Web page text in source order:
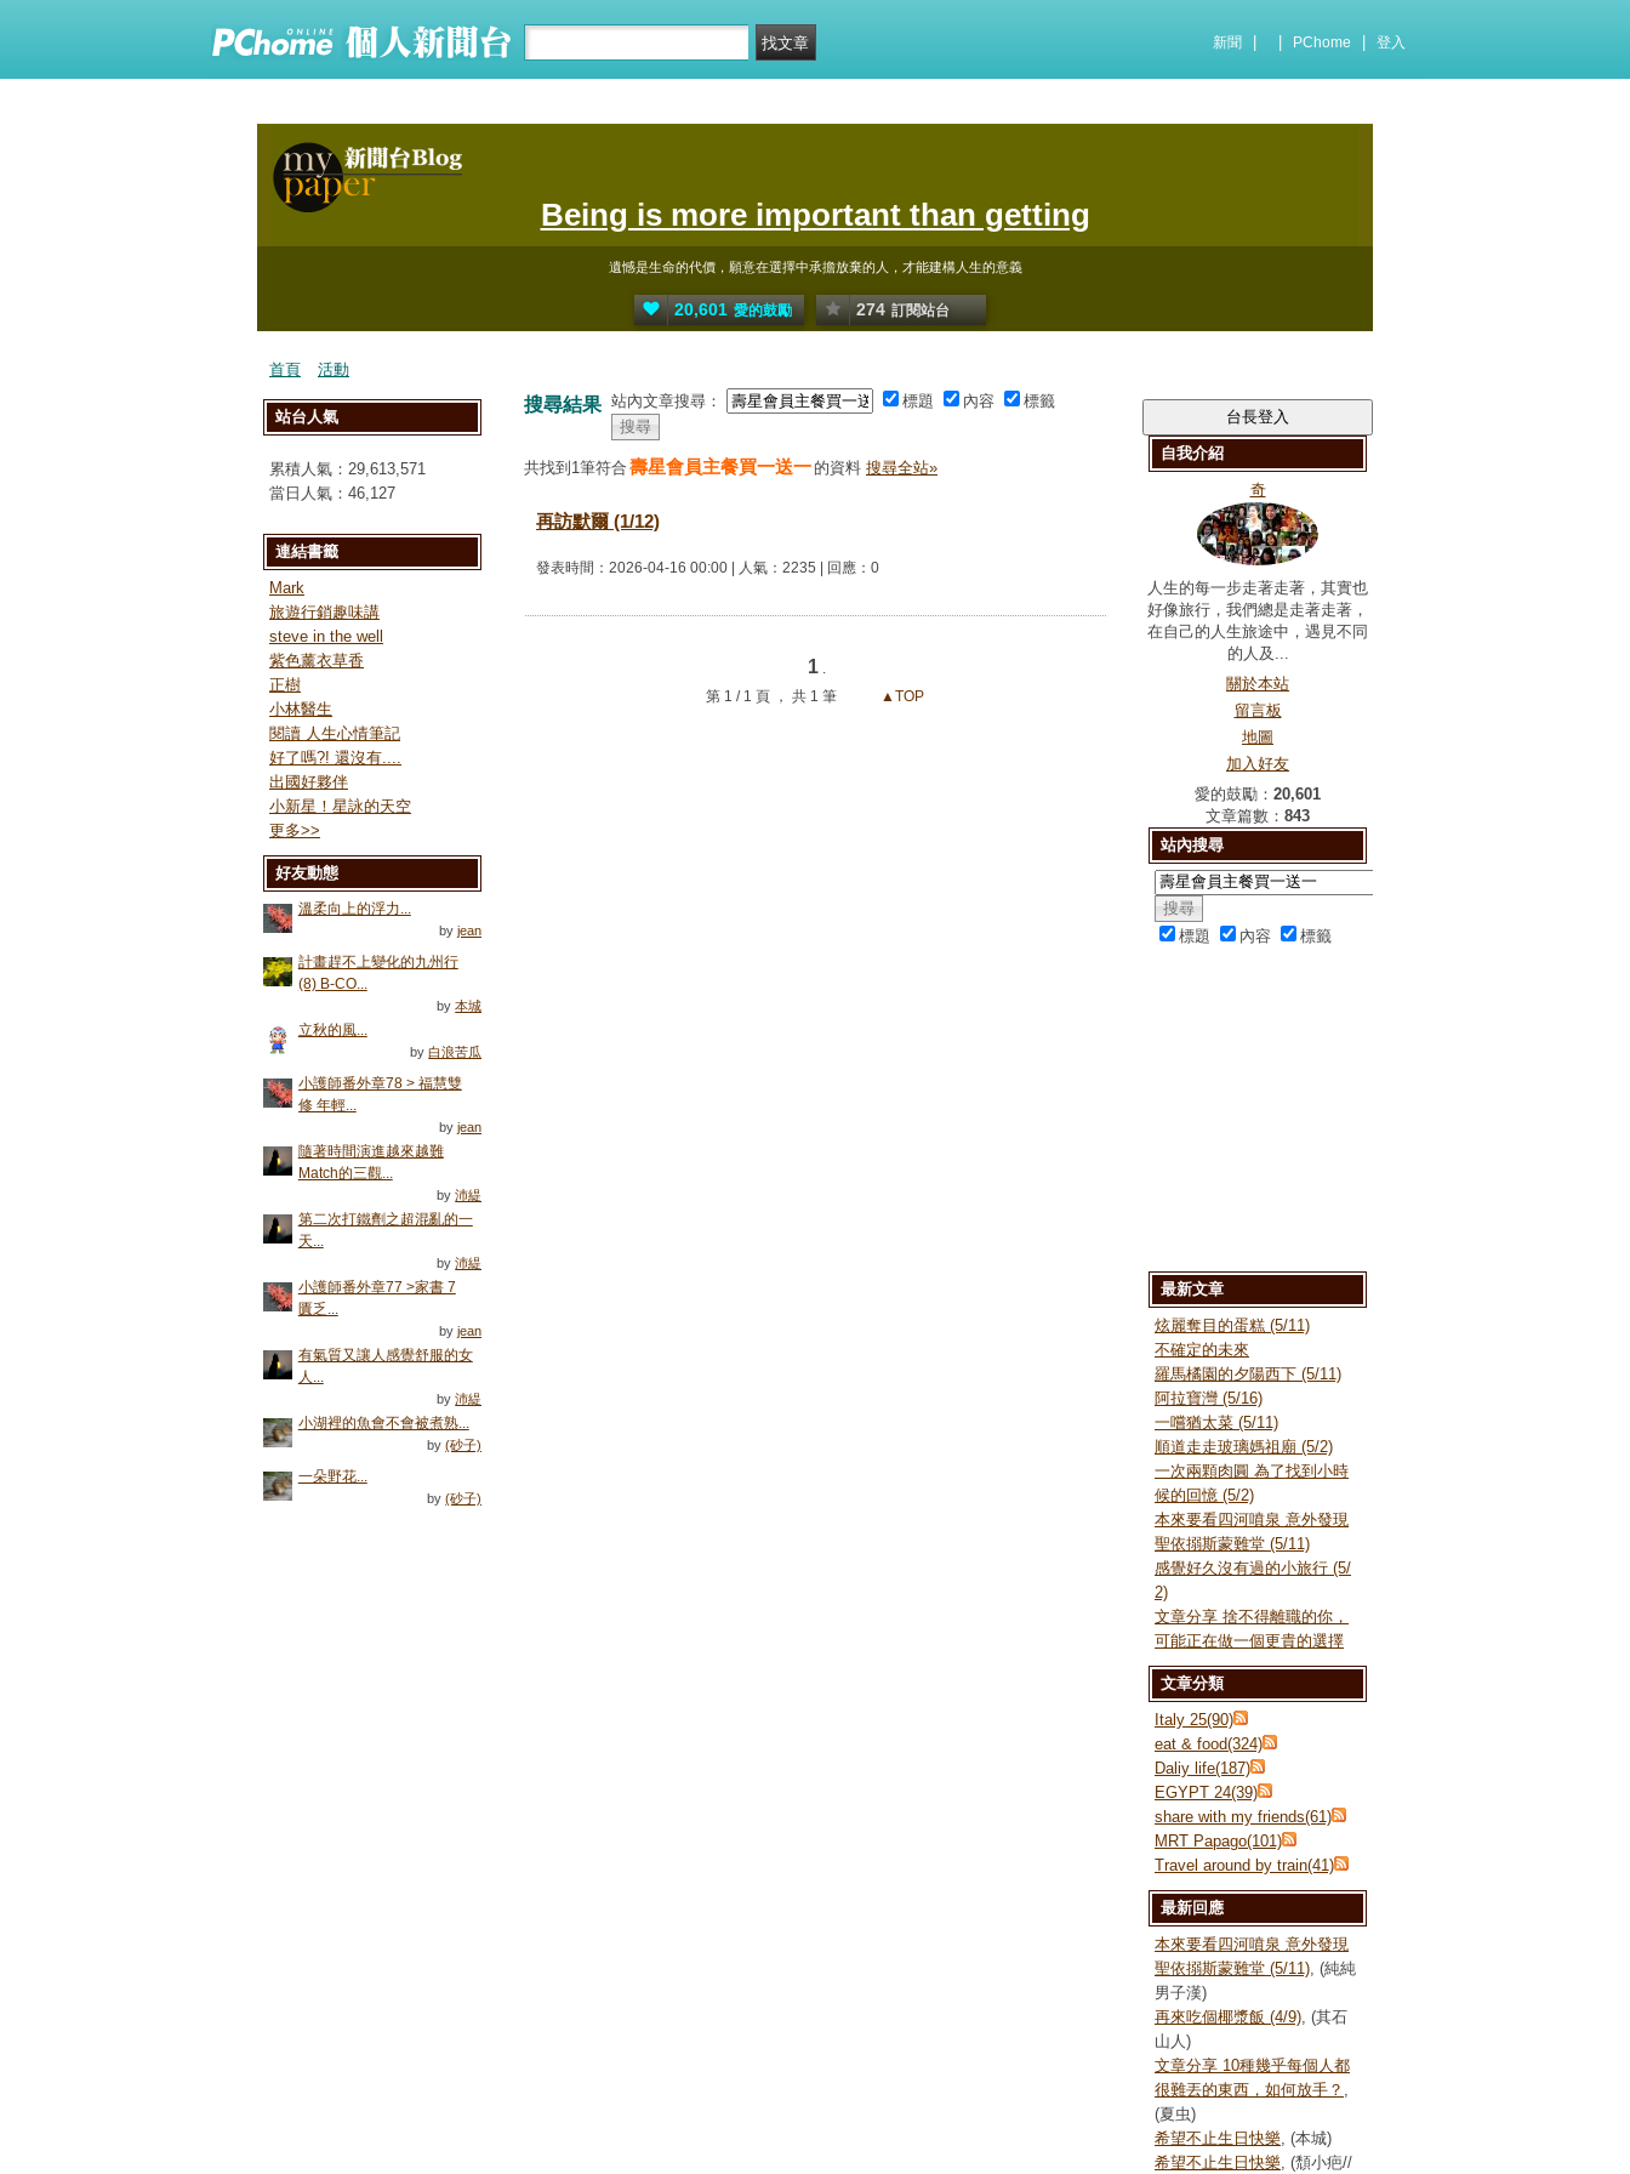
新聞 PChome 登入
Being is more important than getting
遺憾是生命的代價，願意在選擇中承擔放棄的人，才能建構人生的意義
20,601 愛的鼓勵 274 訂閱站台
首頁 活動
搜尋結果 站內文章搜尋： 標題 內容 標籤
共找到1筆符合 壽星會員主餐買一送一 的資料 搜尋全站»
再訪默爾 (1/12)
發表時間：2026-04-16 00:00 | 人氣：2235 | 回應：0
1 .
第 1 / 1 頁 ， 共 1 筆
▲TOP
自我介紹
奇
人生的每一步走著走著，其實也
好像旅行，我們總是走著走著，
在自己的人生旅途中，遇見不同
的人及...
關於本站
留言板
地圖
加入好友
愛的鼓勵： 20,601
文章篇數： 843
站內搜尋
標題 內容 標籤
最新文章
炫麗奪目的蛋糕 (5/11)
不確定的未來
羅馬橘園的夕陽西下 (5/11)
阿拉寶灣 (5/16)
一嚐猶太菜 (5/11)
順道走走玻璃媽祖廟 (5/2)
一次兩顆肉圓 為了找到小時
候的回憶 (5/2)
本來要看四河噴泉 意外發現
聖依搦斯蒙難堂 (5/11)
感覺好久沒有過的小旅行 (5/
2)
文章分享 捨不得離職的你，
可能正在做一個更貴的選擇
文章分類
Italy 25(90)
eat & food(324)
Daliy life(187)
EGYPT 24(39)
share with my friends(61)
MRT Papago(101)
Travel around by train(41)
最新回應
本來要看四河噴泉 意外發現
聖依搦斯蒙難堂 (5/11) , (純純
男子漢)
再來吃個椰漿飯 (4/9) , (其石
山人)
文章分享 10種幾乎每個人都
很難丟的東西，如何放手？
(夏虫)
希望不止生日快樂 , (本城)
希望不止生日快樂 , (頹小疤//
站台人氣
累積人氣： 29,613,571
當日人氣： 46,127
連結書籤
Mark
旅遊行銷趣味講
steve in the well
紫色薰衣草香
正樹
小林醫生
閱讀 人生心情筆記
好了嗎?! 還沒有....
出國好夥伴
小新星！星詠的天空
更多>>
好友動態
溫柔向上的浮力...
byjean
計畫趕不上變化的九州行
(8) B-CO...
by本城
立秋的風...
by白浪苦瓜
小護師番外章78 > 福慧雙
修 年輕...
byjean
隨著時間演進越來越難
Match的三觀...
by沛緹
第二次打鐵劑之超混亂的一
天...
by沛緹
小護師番外章77 >家書 7
匱乏...
byjean
有氣質又讓人感覺舒服的女
人...
by沛緹
小湖裡的魚會不會被煮熟...
by(砂子)
一朵野花...
by(砂子)